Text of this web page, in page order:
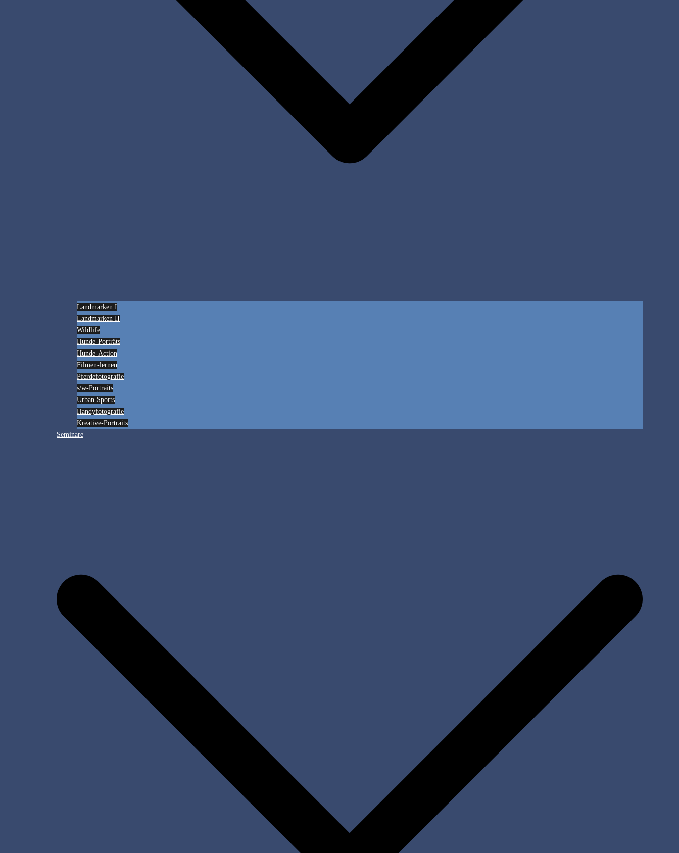
Landmarken I
Landmarken II
Wildlife
Hunde-Porträts
Hunde-Action
Filmen-lernen
Pferdefotografie
s/w-Portraits
Urban Sports
Handyfotografie
Kreative-Portraits
Seminare